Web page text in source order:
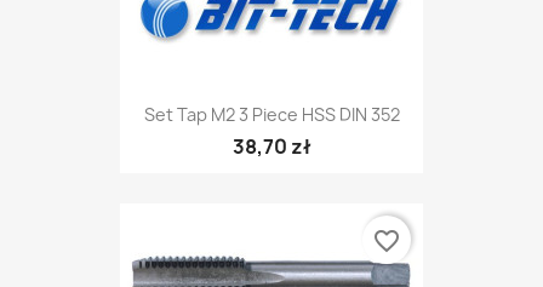
Set Tap M2 3 Piece HSS DIN 352
38,70 zł
favorite_border